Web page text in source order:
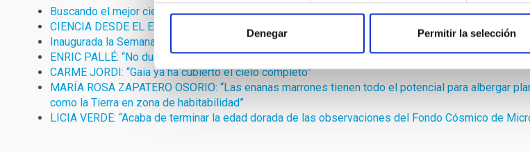
Denegar Permitir la selección
Buscando el mejor cielo
CIENCIA DESDE EL ESPACIO”
Inaugurada la Semana Europea de la Astronomía y las Ciencias del Espacio EWASS 2015 en
ENRIC PALLÉ: “No dudamos de que haya vida en algún otro punto del Universo”
CARME JORDI: “Gaia ya ha cubierto el cielo completo”
MARÍA ROSA ZAPATERO OSORIO: “Las enanas marrones tienen todo el potencial para albergar
como la Tierra en zona de habitabilidad”
LICIA VERDE: “Acaba de terminar la edad dorada de las observaciones del Fondo Cósmico de